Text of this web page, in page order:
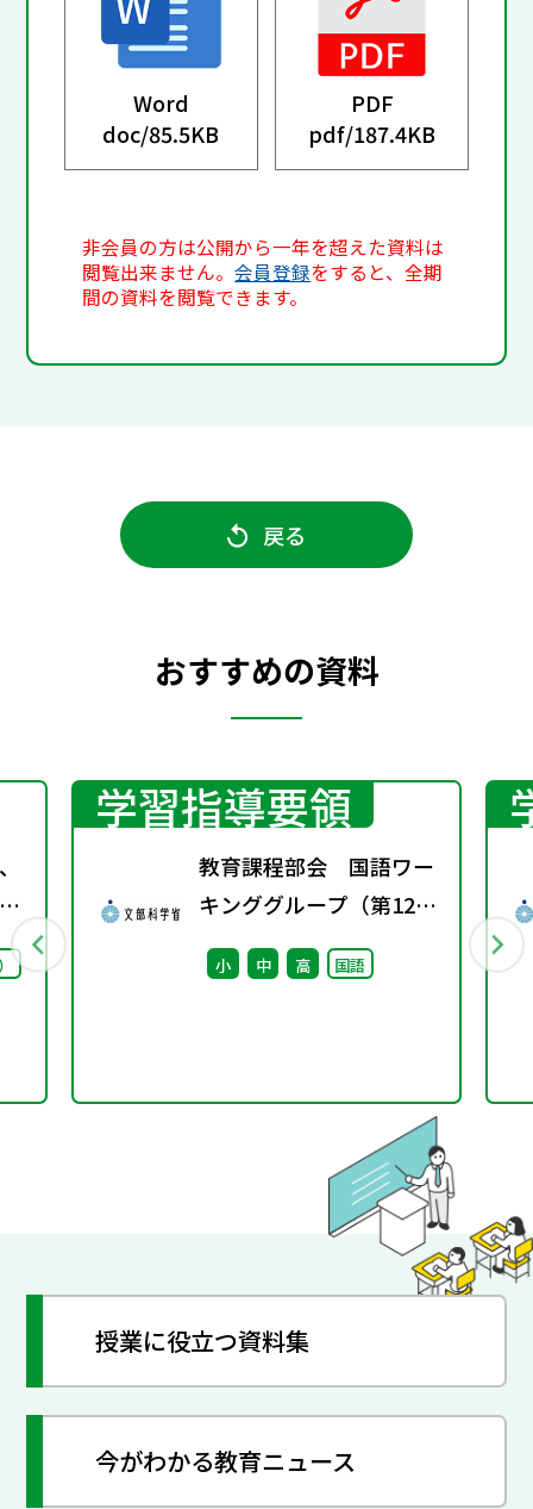
Word
doc/85.5KB
PDF
pdf/187.4KB
非会員の方は公開から一年を超えた資料は
閲覧出来ません。会員登録をすると、全期
間の資料を閲覧できます。
戻る
おすすめの資料
学習指導要領
教育課程部会 国語ワー
キンググループ（第12
回） 配付資料
小 中 高 国語
授業に役立つ資料集
今がわかる教育ニュース